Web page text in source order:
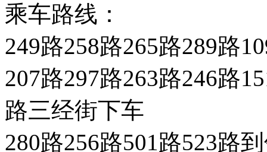
乘车路线：
249路258路265路289路
207路297路263路246路
路三经街下车
280路256路501路523路